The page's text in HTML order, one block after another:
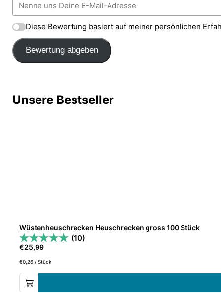
Diese Bewertung basiert auf meiner persönlichen
Bewertung abgeben
Unsere Bestseller
Wüstenheuschrecken Heuschrecken gross 100 Stück
(10)
€25,99
€0,26 /Stück